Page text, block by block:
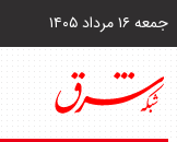
جمعه ۱۶ مرداد ۱۴۰۵